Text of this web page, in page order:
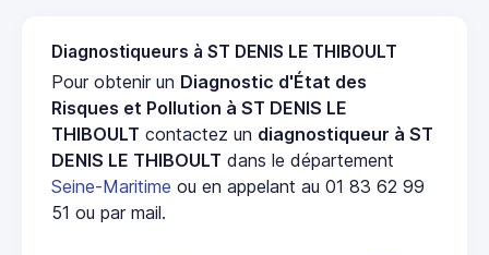
Diagnostiqueurs à ST DENIS LE THIBOULT
Pour obtenir un Diagnostic d'État des
Risques et Pollution à ST DENIS LE
THIBOULT contactez un diagnostiqueur à ST
DENIS LE THIBOULT dans le département
Seine-Maritime ou en appelant au 01 83 62 99
51 ou par mail.